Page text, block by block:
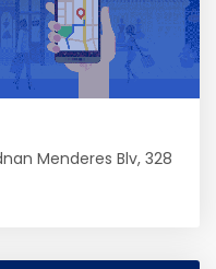
Menderes Blv, 328